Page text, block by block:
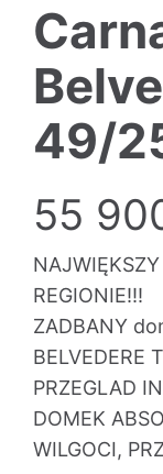
49/
55
REGIONIE!!!
ZADBANY
BELVEDERE
PRZEGLAD
DOMEK
WILGOCI,